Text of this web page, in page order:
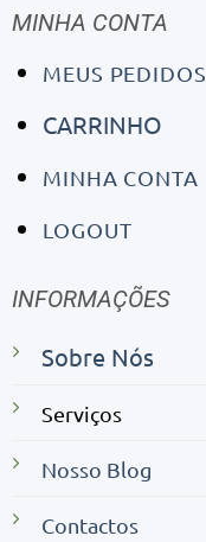
MINHA CONTA
MEUS PEDIDOS
CARRINHO
MINHA CONTA
LOGOUT
INFORMAÇÕES
Sobre Nós
Serviços
Nosso Blog
Contactos